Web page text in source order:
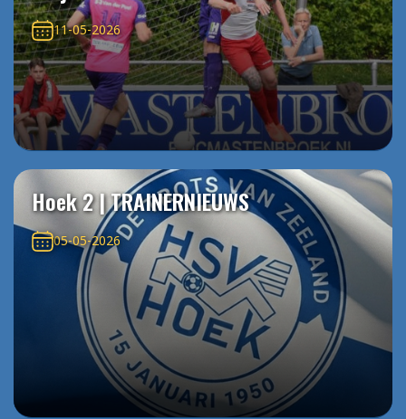
11-05-2026
Hoek 2 | TRAINERNIEUWS
05-05-2026